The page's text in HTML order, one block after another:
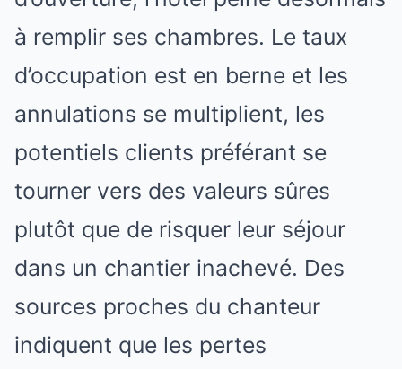
à remplir ses chambres. Le taux
d’occupation est en berne et les
annulations se multiplient, les
potentiels clients préférant se
tourner vers des valeurs sûres
plutôt que de risquer leur séjour
dans un chantier inachevé. Des
sources proches du chanteur
indiquent que les pertes